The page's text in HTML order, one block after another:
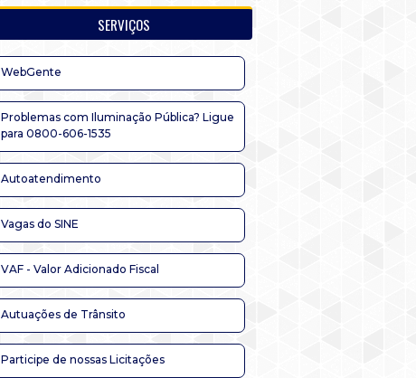
SERVIÇOS
WebGente
Problemas com Iluminação Pública? Ligue
para 0800-606-1535
Autoatendimento
Vagas do SINE
VAF - Valor Adicionado Fiscal
Autuações de Trânsito
Participe de nossas Licitações